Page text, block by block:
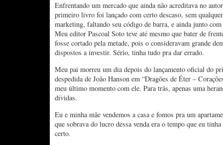
Enfrentando um mercado que ainda não acreditava no
primeiro livro foi lançado com certo descaso, sem
marketing, faltando seu código de barra, e ainda junto
Meu editor Pascoal Soto teve até mesmo que bater de
fosse cortado pela metade, pois o consideravam grande
dispostos a investir. Sério, tinha tudo pra dar errado.
Meu pai morreu um dia depois do lançamento oficial do
despedida de João Hanson em “Dragões de Éter –
meu último momento com ele. Para trás, apenas uma
dívidas.
Eu e minha mãe vendemos a casa e fomos pra um
que sobrava do lucro dessa venda era o tempo que eu
certo.